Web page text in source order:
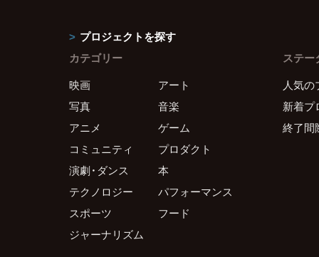
プロジェクトを探す
カテゴリー
映画
アート
写真
音楽
アニメ
ゲーム
コミュニティ
プロダクト
演劇・ダンス
本
テクノロジー
パフォーマンス
スポーツ
フード
ジャーナリズム
ステー
人気の
新着プ
終了間